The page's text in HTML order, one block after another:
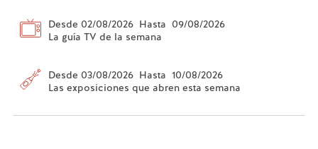
Desde 02/08/2026 Hasta 09/08/2026
La guía TV de la semana
Desde 03/08/2026 Hasta 10/08/2026
Las exposiciones que abren esta semana